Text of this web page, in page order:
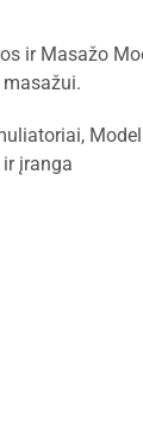
ir Masažo
,
įranga